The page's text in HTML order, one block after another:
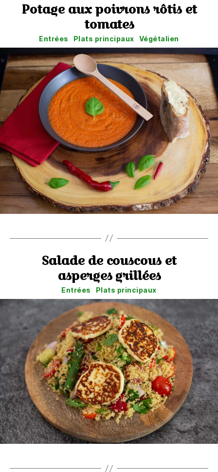
Potage aux poivrons rôtis et
tomates
Catégories
Entrées Plats principaux Végétalien
Salade de couscous et
asperges grillées
Catégories
Entrées Plats principaux